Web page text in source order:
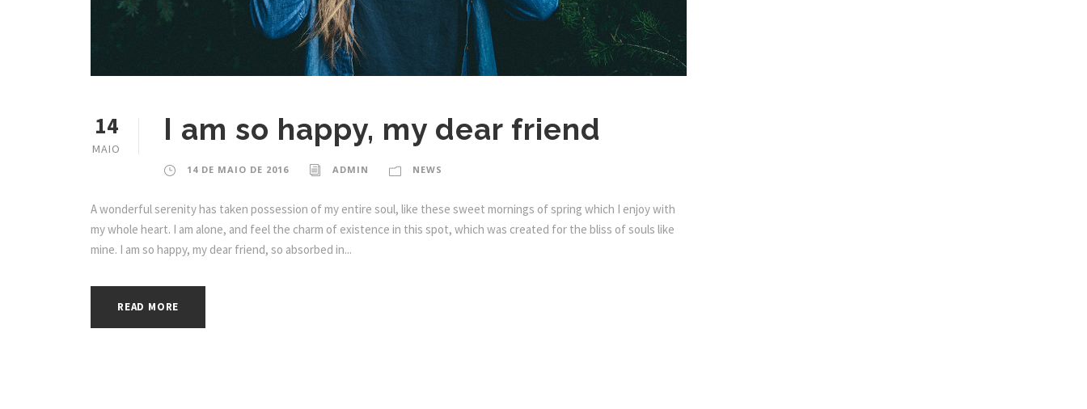
14
MAIO
I am so happy, my dear friend
14 DE MAIO DE 2016 ADMIN NEWS
A wonderful serenity has taken possession of my entire soul, like these sweet mornings of spring which I enjoy with
my whole heart. I am alone, and feel the charm of existence in this spot, which was created for the bliss of souls like
mine. I am so happy, my dear friend, so absorbed in...
READ MORE